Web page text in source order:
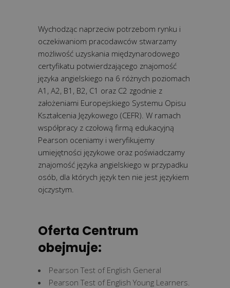
Wychodząc naprzeciw potrzebom rynku i
oczekiwaniom pracodawców stwarzamy
możliwość uzyskania międzynarodowego
certyfikatu potwierdzającego znajomość
języka angielskiego na 6 różnych poziomach
A1, A2, B1, B2, C1 oraz C2 zgodnie z
założeniami Europejskiego Systemu Opisu
Kształcenia Językowego (CEFR). W ramach
współpracy z czołową firmą edukacyjną
Pearson oceniamy i weryfikujemy
umiejętności językowe oraz poświadczamy
znajomość języka angielskiego w przypadku
osób, dla których język ten nie jest językiem
ojczystym.
Oferta Centrum
obejmuje:
Pearson Test of English General
Pearson Test of English Young Learners.